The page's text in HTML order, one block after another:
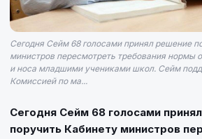
Сегодня Сейм 68 голосами принял решение
министров пересмотреть требования нормы
и носа младшими учениками школ. Сейм
Комиссией по ма...
Сегодня Сейм 68 голосами
поручить Кабинету министров